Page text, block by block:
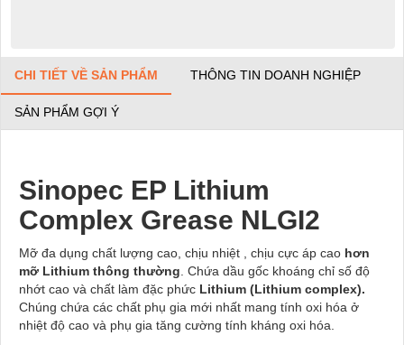
CHI TIẾT VỀ SẢN PHẨM THÔNG TIN DOANH NGHIỆP
SẢN PHẨM GỢI Ý
Sinopec EP Lithium
Complex Grease NLGI2
Mỡ đa dụng chất lượng cao, chịu nhiệt , chịu cực áp cao hơn
mỡ Lithium thông thường. Chứa dầu gốc khoáng chỉ số độ
nhớt cao và chất làm đặc phức Lithium (Lithium complex).
Chúng chứa các chất phụ gia mới nhất mang tính oxi hóa ở
nhiệt độ cao và phụ gia tăng cường tính kháng oxi hóa.